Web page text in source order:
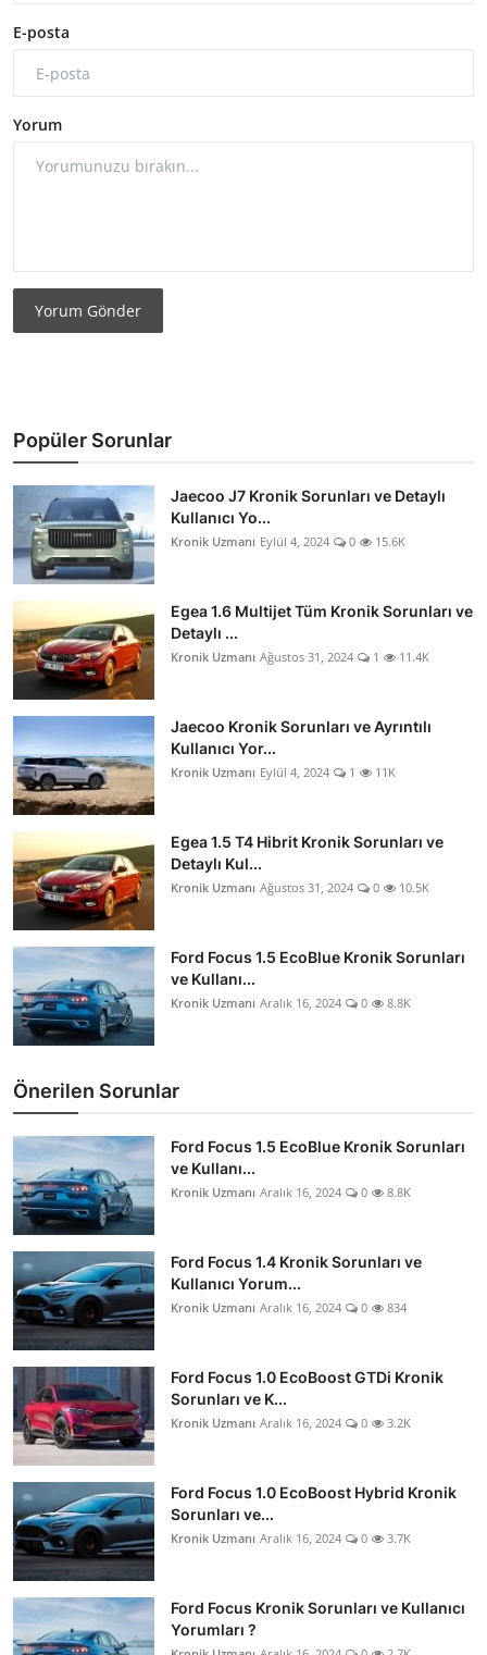
E-posta
Yorum
Yorum Gönder
Popüler Sorunlar
Jaecoo J7 Kronik Sorunları ve Detaylı
Kullanıcı Yo...
Kronik Uzmanı Eylül 4, 2024 0 15.6K
Egea 1.6 Multijet Tüm Kronik Sorunları ve
Detaylı ...
Kronik Uzmanı Ağustos 31, 2024 1 11.4K
Jaecoo Kronik Sorunları ve Ayrıntılı
Kullanıcı Yor...
Kronik Uzmanı Eylül 4, 2024 1 11K
Egea 1.5 T4 Hibrit Kronik Sorunları ve
Detaylı Kul...
Kronik Uzmanı Ağustos 31, 2024 0 10.5K
Ford Focus 1.5 EcoBlue Kronik Sorunları
ve Kullanı...
Kronik Uzmanı Aralık 16, 2024 0 8.8K
Önerilen Sorunlar
Ford Focus 1.5 EcoBlue Kronik Sorunları
ve Kullanı...
Kronik Uzmanı Aralık 16, 2024 0 8.8K
Ford Focus 1.4 Kronik Sorunları ve
Kullanıcı Yorum...
Kronik Uzmanı Aralık 16, 2024 0 834
Ford Focus 1.0 EcoBoost GTDi Kronik
Sorunları ve K...
Kronik Uzmanı Aralık 16, 2024 0 3.2K
Ford Focus 1.0 EcoBoost Hybrid Kronik
Sorunları ve...
Kronik Uzmanı Aralık 16, 2024 0 3.7K
Ford Focus Kronik Sorunları ve Kullanıcı
Yorumları ?